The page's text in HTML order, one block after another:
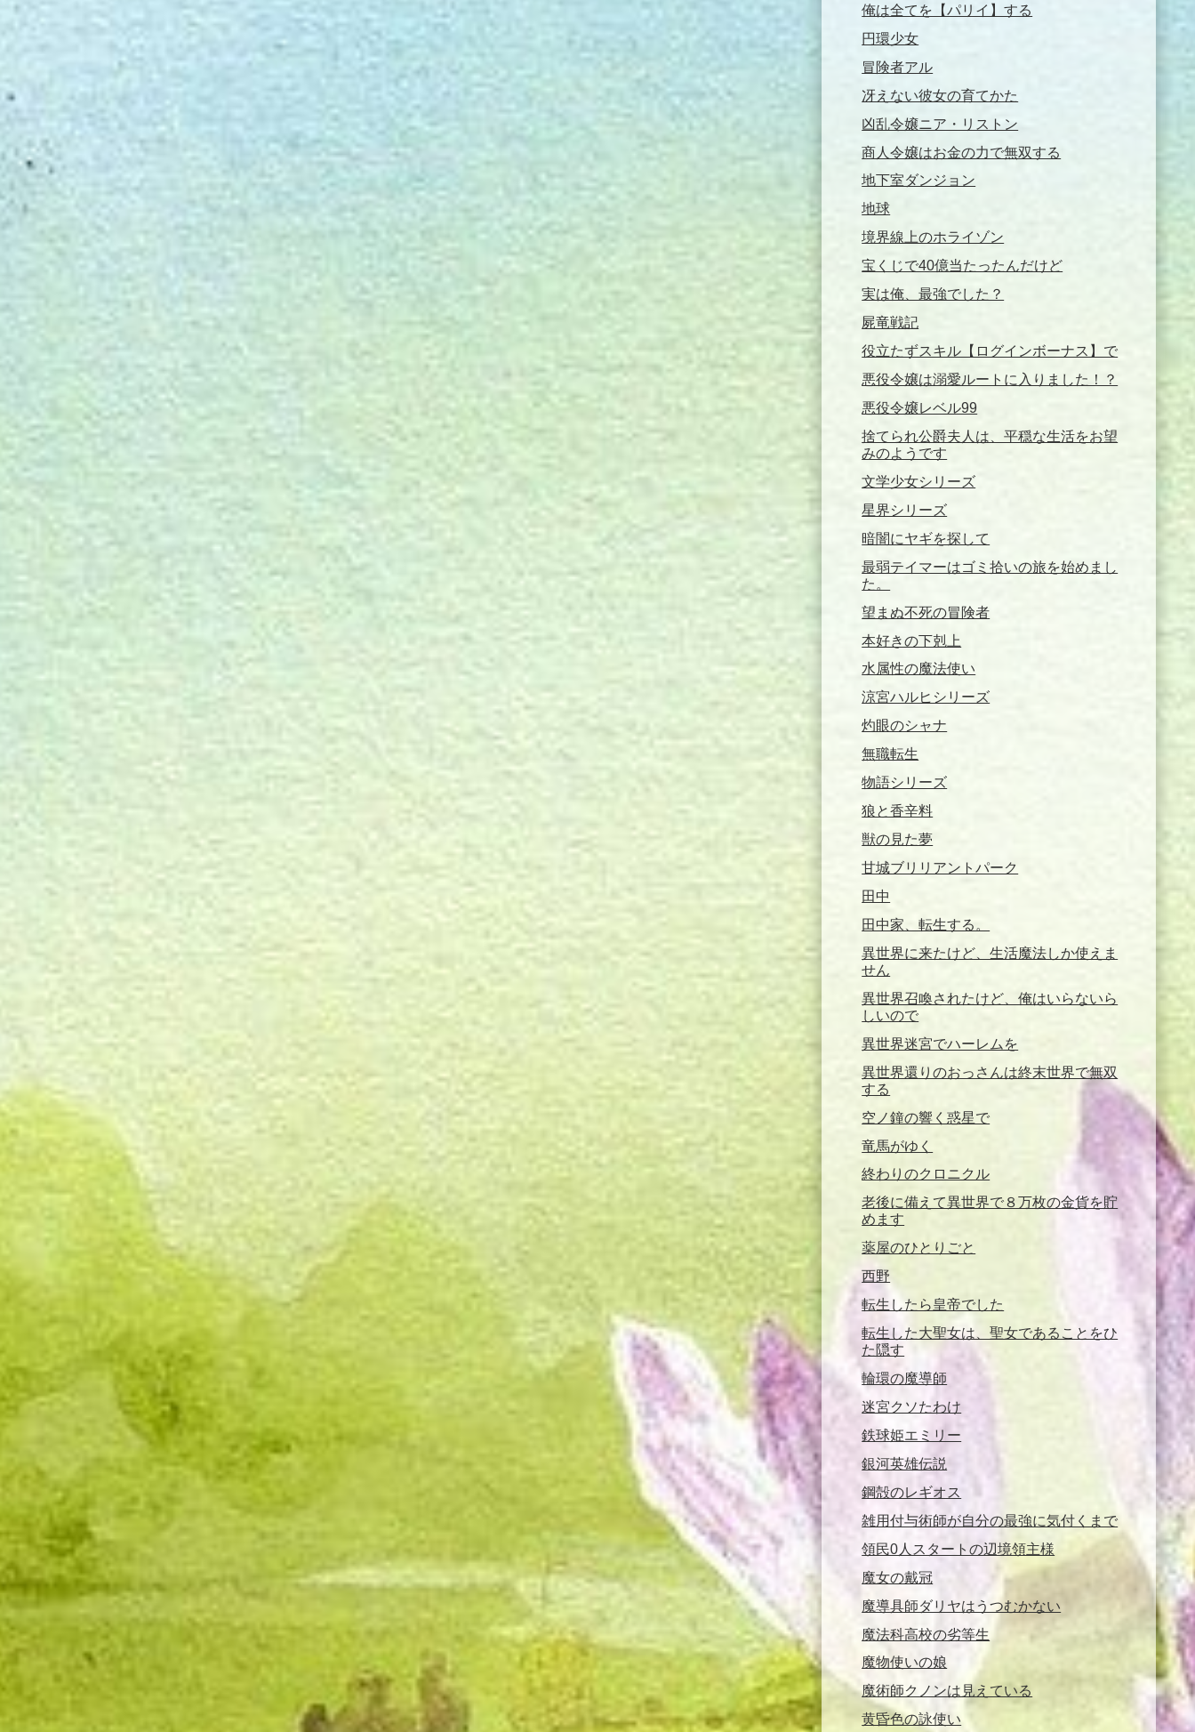
俺は全てを【パリイ】する
円環少女
冒険者アル
冴えない彼女の育てかた
凶乱令嬢ニア・リストン
商人令嬢はお金の力で無双する
地下室ダンジョン
地球
境界線上のホライゾン
宝くじで40億当たったんだけど
実は俺、最強でした？
屍竜戦記
役立たずスキル【ログインボーナス】で
悪役令嬢は溺愛ルートに入りました！？
悪役令嬢レベル99
捨てられ公爵夫人は、平穏な生活をお望
みのようです
文学少女シリーズ
星界シリーズ
暗闇にヤギを探して
最弱テイマーはゴミ拾いの旅を始めまし
た。
望まぬ不死の冒険者
本好きの下剋上
水属性の魔法使い
涼宮ハルヒシリーズ
灼眼のシャナ
無職転生
物語シリーズ
狼と香辛料
獣の見た夢
甘城ブリリアントパーク
田中
田中家、転生する。
異世界に来たけど、生活魔法しか使えま
せん
異世界召喚されたけど、俺はいらないら
しいので
異世界迷宮でハーレムを
異世界還りのおっさんは終末世界で無双
する
空ノ鐘の響く惑星で
竜馬がゆく
終わりのクロニクル
老後に備えて異世界で８万枚の金貨を貯
めます
薬屋のひとりごと
西野
転生したら皇帝でした
転生した大聖女は、聖女であることをひ
た隠す
輪環の魔導師
迷宮クソたわけ
鉄球姫エミリー
銀河英雄伝説
鋼殻のレギオス
雑用付与術師が自分の最強に気付くまで
領民0人スタートの辺境領主様
魔女の戴冠
魔導具師ダリヤはうつむかない
魔法科高校の劣等生
魔物使いの娘
魔術師クノンは見えている
黄昏色の詠使い